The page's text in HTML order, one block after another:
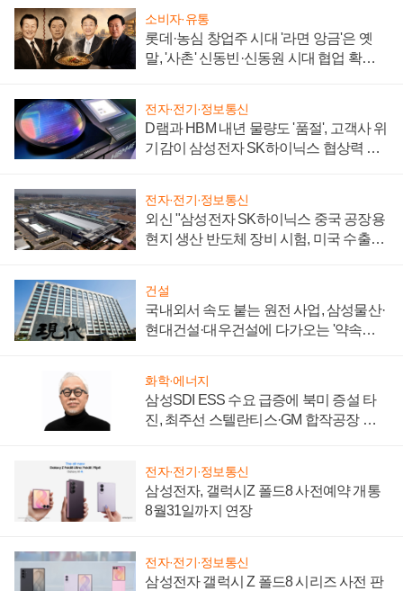
소비자·유통
롯데·농심 창업주 시대 '라면 앙금'은 옛
말, '사촌' 신동빈·신동원 시대 협업 확대
전자·전기·정보통신
D램과 HBM 내년 물량도 '품절', 고객사 위
기감이 삼성전자 SK하이닉스 협상력 더
전자·전기·정보통신
외신 "삼성전자 SK하이닉스 중국 공장용
현지 생산 반도체 장비 시험, 미국 수출통
건설
국내외서 속도 붙는 원전 사업, 삼성물산·
현대건설·대우건설에 다가오는 '약속의
화학·에너지
삼성SDI ESS 수요 급증에 북미 증설 타
진, 최주선 스텔란티스·GM 합작공장 건
전자·전기·정보통신
삼성전자, 갤럭시Z 폴드8 사전예약 개통
8월31일까지 연장
전자·전기·정보통신
삼성전자 갤럭시 Z 폴드8 시리즈 사전 판